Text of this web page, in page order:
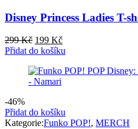
Disney Princess Ladies T-
299Kč Původní
cena
299 Kč.
199 KčAktuální
cena
199 Kč.
Přidat do košíku
-46%
Přidat do košíku
Kategorie:Funko POP!, MERCH